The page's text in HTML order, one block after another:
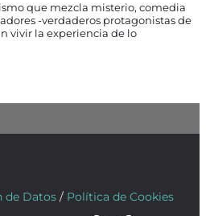
que mezcla misterio, comedia
-verdaderos protagonistas de
vivir la experiencia de lo
de Datos / Política de Cookies